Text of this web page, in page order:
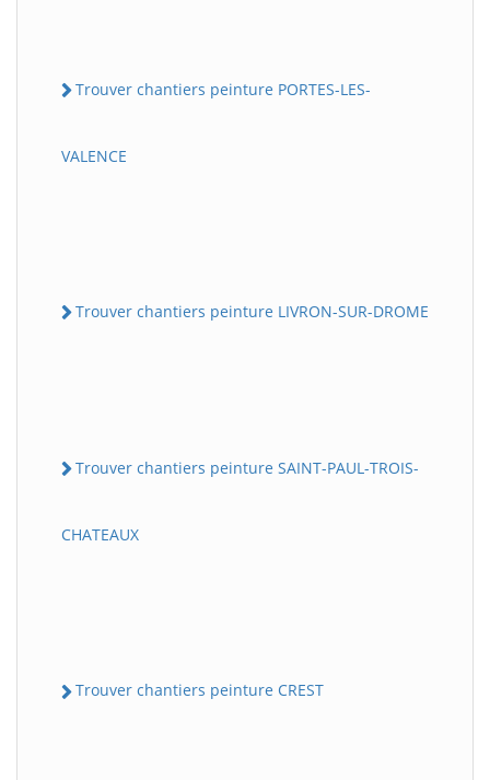
Trouver chantiers peinture PORTES-LES-
VALENCE
Trouver chantiers peinture LIVRON-SUR-DROME
Trouver chantiers peinture SAINT-PAUL-TROIS-
CHATEAUX
Trouver chantiers peinture CREST